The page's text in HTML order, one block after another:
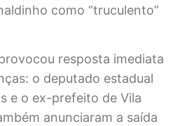
como “truculento”
resposta imediata
o deputado estadual
e o ex-prefeito de Vila
anunciaram a saída